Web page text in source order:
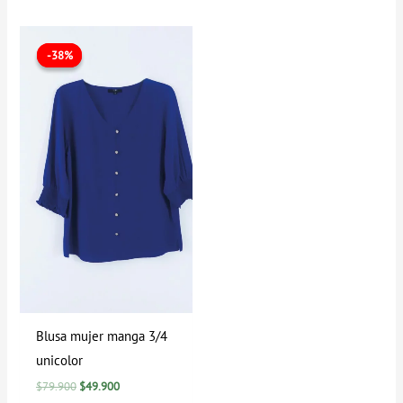
-38%
-38%
Blusa mujer manga 3/4
unicolor
$79.900
precio
original
era:
$79.900.
$49.900
$49.900.